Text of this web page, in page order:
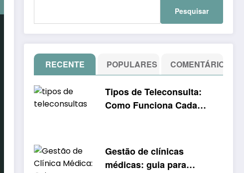
RECENTE POPULARES COMENTÁRIO
Tipos de Teleconsulta:
Como Funciona Cada
Gestão de clínicas
médicas: guia para